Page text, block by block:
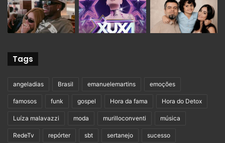
Tags
angeladias Brasil emanuelemartins emoções
famosos funk gospel Hora da fama Hora do Detox
Luíza malavazzi moda murilloconventi música
RedeTv repórter sbt sertanejo sucesso